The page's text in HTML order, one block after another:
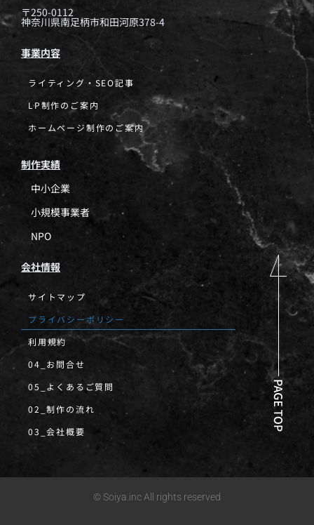
〒250-0112
神奈川県南足柄市和田河原378-4
事業内容
ライティング・SEO記事
LP制作のご案内
ホームページ制作のご案内
制作実績
中小企業
小規模事業者
NPO
会社情報
サイトマップ
プライバシーポリシー
利用規約
04_お問合せ
05_よくあるご質問
02_制作の流れ
03_会社概要
© Soiya.inc All rights reserved